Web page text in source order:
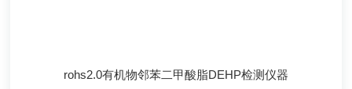
rohs2.0有机物邻苯二甲酸脂DEHP检测仪器